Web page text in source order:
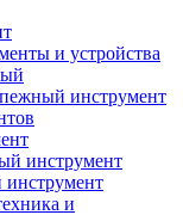
и устройства
инструмент
инструмент
и